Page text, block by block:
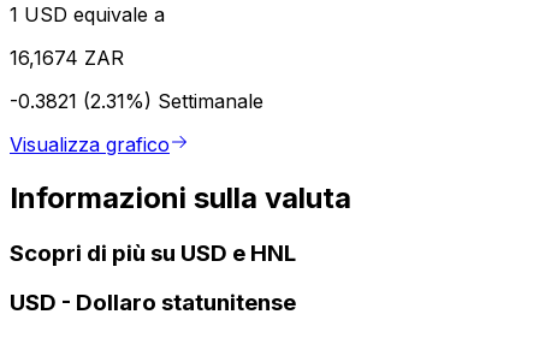
1 USD equivale a
16,1674 ZAR
-0.3821 (2.31%) Settimanale
Visualizza grafico
Informazioni sulla valuta
Scopri di più su USD e HNL
USD - Dollaro statunitense